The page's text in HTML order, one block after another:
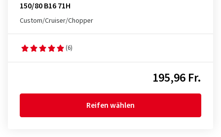
150/80 B16 71H
Custom/Cruiser/Chopper
(6)
195,96 Fr.
Reifen wählen